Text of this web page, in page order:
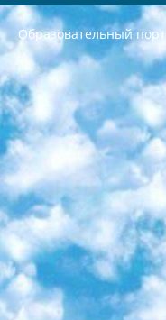
Образовательный
РЕСПУБЛИКА УЗБЕКИСТАН МИНИСТРЕРСТВО ДОШКОЛЬНОГО И ШКОЛЬНОГО ОБРАЗОВАНИЯ КОМАНДА в общеобразовательных учреждениях в 2023-2024 учебном году организация и проведение итоговой государственной аттестации обучающихся о Министра дошкольного и школьного образования Республики Узбекистан от 4 марта 2008 года (постановлением Минюста от 20 марта 2008 года № 1778 государственной регистрации) «Итоговое состояние учащихся общего среднего образования на основании положения об утверждении положения об аттестации общего среднего образования выпускной экзамен студентов в образовательных учреждениях в 2023-2024 учебном году В целях организации и прохождения аттестации приказываю: 1. Следующее: перечень предметов, по которым будет проводиться итоговая государственная аттестация и экзамен формы перевода согласно приложению 1; сертификаты международного образца, оценивающие уровень владения иностранными языками перечень согласно приложению 2; 2. Педагогический при специализированных образовательных учреждениях. научно-практический центр квалификации и международной оценки (Д.Давидова) 2024 г. До 25 марта: задания по предметам, по которым будет проводиться итоговая аттестация разработка и утверждение технических условий; итоговая аттестация на основании разработанного предметного задания разработка вопросов по предметам (устно и письменно), экзамен передача; общеобразовательные средние школы и специальные учебные заведения учащиеся выпускных классов школ и интернатов в агентской системе подготовка базы данных экзаменационных материалов и критериев оценки; перевод базы экзаменационных материалов на все языки обучения подать в Республиканский образовательный центр для изготовления; варианты экзаменов на основе разработанных контрольных материалов пусть будут поставлены задачи формирования. 3. Республиканский образовательный центр (Ш.Худайкулов) до 5 апреля 2024 года. до: база данных предоставленных экзаменационных материалов на все языки обучения перевод и экспертиза; для слепых, слабовидящих, глухих, слабослышащих и умственно отсталых детей учащиеся выпускных классов специализированных школ и школ-интернатов база данных экзаменационных материалов на всех преподаваемых языках подготовка критериев оценки; специализированные школы для умственно отсталых детей и технологии для учащихся выпускных классов школ-интернатов разработка соответствующих рекомендаций и критериев проведения ЕГЭ по естествознанию давать задания. 4. Педагогический при специализированных образовательных учреждениях. Научно-практический центр навыков и международной оценки (Д.Давидова), Республика образовательный центр (Худайкулов Ш.) итоговый государственный аттестационный экзамен ориентирован на творческое и логическое мышление при подготовке базы материалов учитывать введение заданий. 5. Следует отметить, что: сертификат государственного образца о знании общеобразовательного предмета и как минимум национальный уровень B1 по предметам на иностранных языках, указанным в Приложении 2. или международно признанный сертификат эквивалентного уровня студенты, изучающие определенный предмет, освобождаются от экзамена; по соответствующим предметам запланирована итоговая государственная аттестация за день до дня, путем жеребьевки Рабочей группой (в письменной форме по предметам, проводимым в форме) из числа сформированных вариантов выбрано 2 варианта; 2 выбранных варианта экзамена анонсированы на официальном сайте министерства и все выпускники по всей стране на основе этих вариантов проводит итоговую государственную аттестацию. 6. Государственное образование учащихся средних общеобразовательных учреждений. знания в соответствии с квалификационными требованиями, которые необходимо приобрести на основании стандартов итоговый (выпускной) контроль для 9 и 11 классов в целях тестирования Экзамены (далее – экзамены) состоят из предметов, перечисленных в приложении 1. будет сделано. 7. Экзамены пройдут с 26 мая по 15 июня 2024 г. (кроме науки физического воспитания). 8. Физическая для учащихся 9 классов общесредних образовательных учреждений. Экзамены по предмету «Образование, квалификация медицина» 1-6 мая 2024 года. сотрудники перевести под присмотр (с отклонениями в физическом или умственном развитии) специализированная школа для детей, школы-интернаты и со сколиозом школы-интернаты санаторного типа для больных детей исключены). 9. Он был слепым, слабовидящим и имел нарушения опорно-двигательного аппарата. экзамены в специализированных школах и интернатах для детей должны проводиться исходя из требований, предъявляемых к общеобразовательным учреждениям (физкультура кроме науки). 10. Специализированная школа для